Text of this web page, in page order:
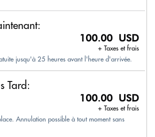
100.00 USD
+ Taxes et frais
jusqu'à 25 heures avant l'heure d'arrivée.
Tard:
100.00 USD
+ Taxes et frais
Annulation possible à tout moment sans